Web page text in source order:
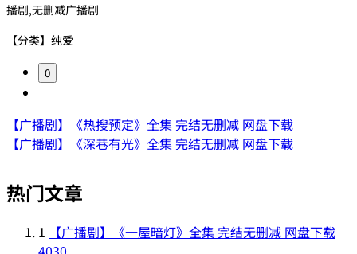
播剧,无删减广播剧
【分类】纯爱
0
【广播剧】《热搜预定》全集 完结无删减 网盘下载
【广播剧】《深巷有光》全集 完结无删减 网盘下载
热门文章
1
【广播剧】《一屋暗灯》全集 完结无删减 网盘下载